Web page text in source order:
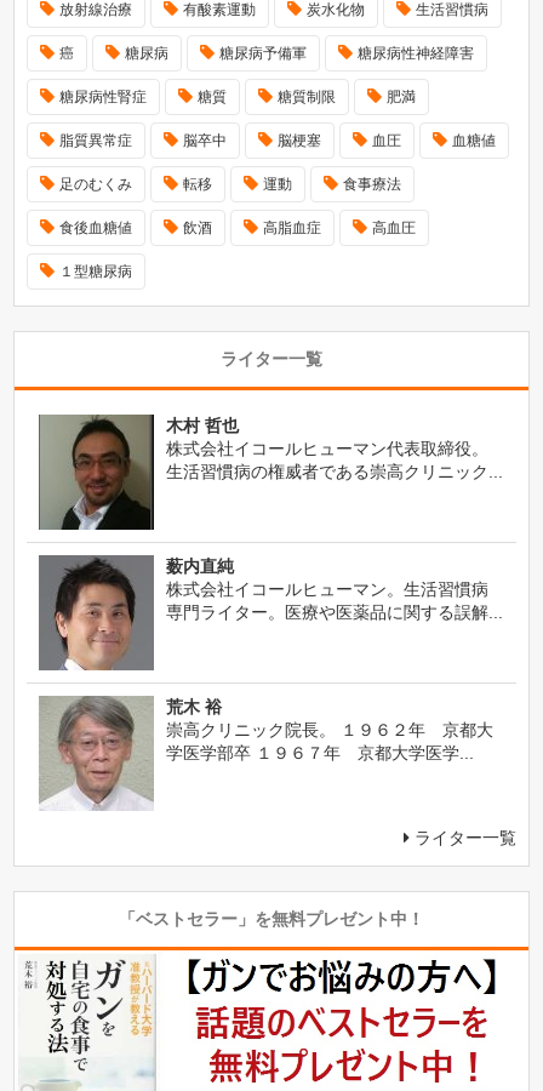
放射線治療 有酸素運動 炭水化物 生活習慣病
癌 糖尿病 糖尿病予備軍 糖尿病性神経障害
糖尿病性腎症 糖質 糖質制限 肥満
脂質異常症 脳卒中 脳梗塞 血圧 血糖値
足のむくみ 転移 運動 食事療法
食後血糖値 飲酒 高脂血症 高血圧
１型糖尿病
ライター一覧
木村 哲也
株式会社イコールヒューマン代表取締役。
生活習慣病の権威者である崇高クリニック...
薮内直純
株式会社イコールヒューマン。生活習慣病
専門ライター。医療や医薬品に関する誤解...
荒木 裕
崇高クリニック院長。 １９６２年 京都大
学医学部卒 １９６７年 京都大学医学...
ライター一覧
「ベストセラー」を無料プレゼント中！